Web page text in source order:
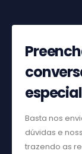
Basta nos
dúvidas e
trazendo as